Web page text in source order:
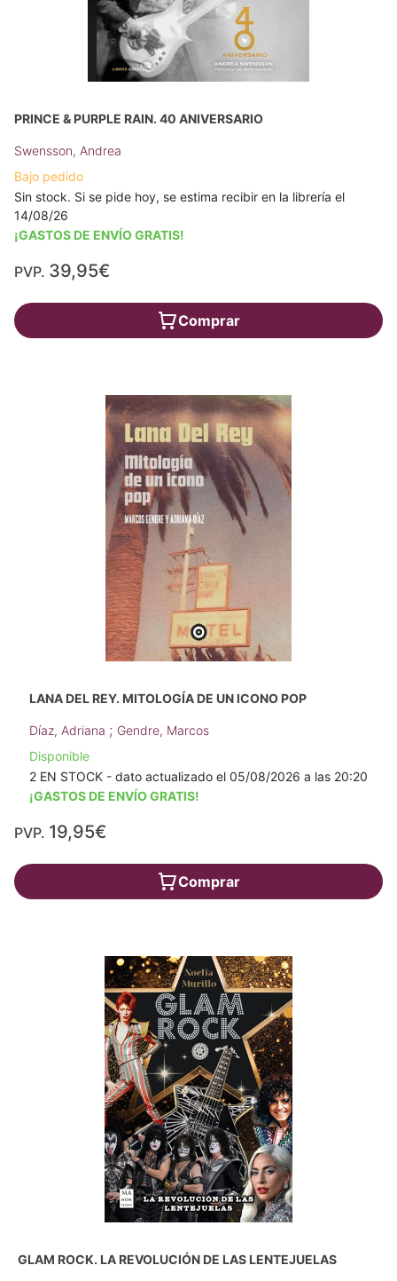
PRINCE & PURPLE RAIN. 40 ANIVERSARIO
Swensson, Andrea
Bajo pedido
Sin stock. Si se pide hoy, se estima recibir en la librería el
14/08/26
¡GASTOS DE ENVÍO GRATIS!
PVP. 39,95€
Comprar
LANA DEL REY. MITOLOGÍA DE UN ICONO POP
Díaz, Adriana ; Gendre, Marcos
Disponible
2 EN STOCK - dato actualizado el 05/08/2026 a las 20:20
¡GASTOS DE ENVÍO GRATIS!
PVP. 19,95€
Comprar
GLAM ROCK. LA REVOLUCIÓN DE LAS LENTEJUELAS